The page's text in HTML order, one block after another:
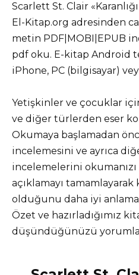
Scarlett St. Clair
El-Kitap.org adresinden
metin PDF|MOBI|EPUB
pdf oku. E-kitap Android
iPhone, PC (bilgisayar)
Yetişkinler ve çocuklar
ve diğer türlerden eser
Okumaya başlamadan
incelemesini ve ayrıca
incelemelerini okumanızı
açıklamayı tamamlayarak
olduğunu daha iyi
Özet ve hazırladığımız
düşündüğünüzü